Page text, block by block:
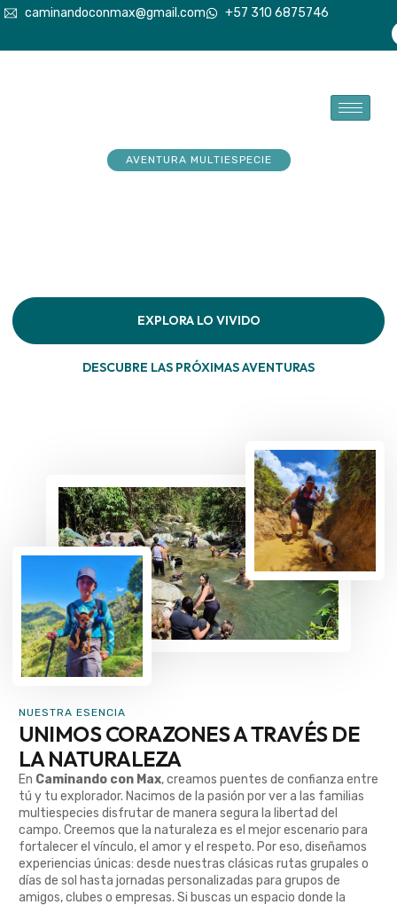
caminandoconmax@gmail.com +57 310 6875746
AVENTURA MULTIESPECIE
EXPLORA LO VIVIDO
DESCUBRE LAS PRÓXIMAS AVENTURAS
NUESTRA ESENCIA
UNIMOS CORAZONES A TRAVÉS DE
LA NATURALEZA
En Caminando con Max, creamos puentes de confianza entre
tú y tu explorador. Nacimos de la pasión por ver a las familias
multiespecies disfrutar de manera segura la libertad del
campo. Creemos que la naturaleza es el mejor escenario para
fortalecer el vínculo, el amor y el respeto. Por eso, diseñamos
experiencias únicas: desde nuestras clásicas rutas grupales o
días de sol hasta jornadas personalizadas para grupos de
amigos, clubes o empresas. Si buscas un espacio donde la